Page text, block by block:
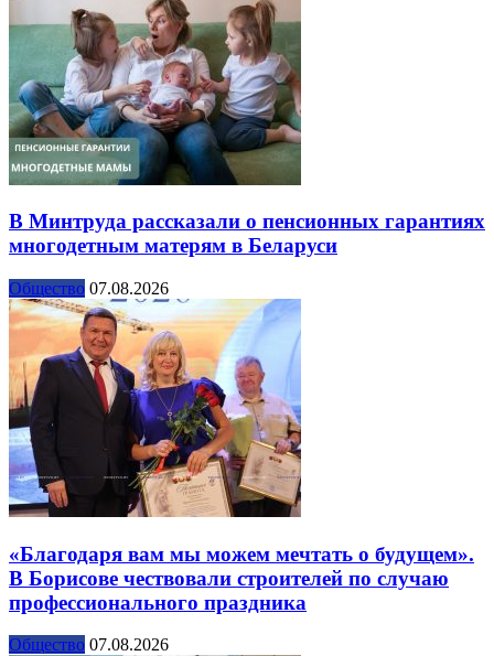
В Минтруда рассказали о пенсионных гарантиях
многодетным матерям в Беларуси
Общество 07.08.2026
«Благодаря вам мы можем мечтать о будущем».
В Борисове чествовали строителей по случаю
профессионального праздника
Общество 07.08.2026